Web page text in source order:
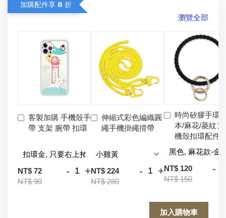
加購配件享 𝟴 折
瀏覽全部
客製加購 手機殼手
帶 支架 腕帶 扣環
NT$ 72
NT$ 90
- +
伸縮式彩色編織圓
繩手機掛繩揹帶
NT$ 224
NT$ 280
- +
時尚矽膠手環
本/麻花/菱紋）
機殼扣環配件
NT$ 120
NT$ 150
-
加入購物車